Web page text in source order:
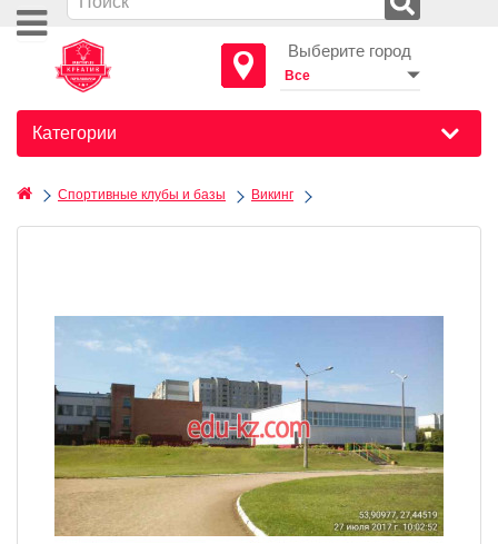
Выберите город
Категории
Спортивные клубы и базы Викинг